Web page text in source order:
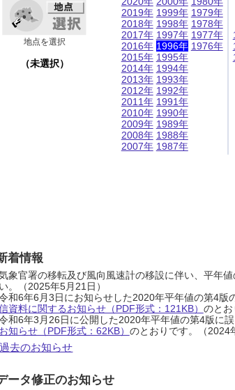
地点を選択
（未選択）
2019年
2018年
2017年
2016年
2015年
2014年
2013年
2012年
2011年
2010年
2009年
2008年
2007年
1999年
1998年
1997年
1996年
1995年
1994年
1993年
1992年
1991年
1990年
1989年
1988年
1987年
1979年
1978年
1977年
1976年
着情報
象官署の移転及び風向風速計の移設に伴い、平年
い。（2025年5月21日）
和6年6月3日にお知らせした2020年平年値の第4
資料に関するお知らせ（PDF形式：121KB） のとお
和6年3月26日に公開した2020年平年値の第4版に
お知らせ（PDF形式：62KB） のとおりです。（2024
過去のお知らせ
ータ修正のお知らせ